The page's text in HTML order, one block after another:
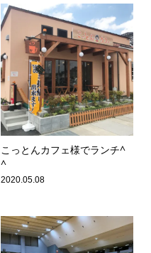
こっとんカフェ様でランチ^
^
2020.05.08